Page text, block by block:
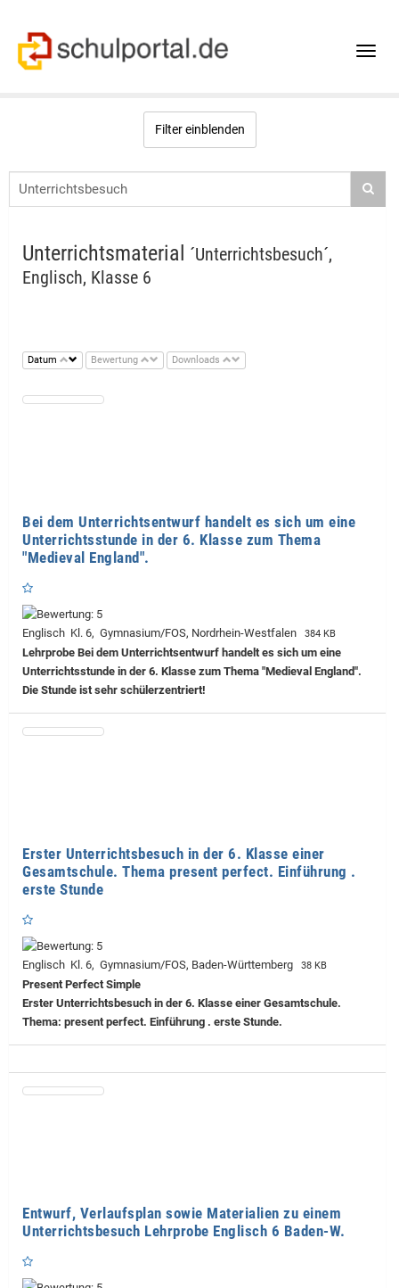
Toggle
Filter einblenden
Unterrichtsmaterial ´Unterrichtsbesuch´,
Englisch, Klasse 6
Datum Bewertung Downloads
Bei dem Unterrichtsentwurf handelt es sich um eine
Unterrichtsstunde in der 6. Klasse zum Thema
"Medieval England".
Englisch Kl. 6, Gymnasium/FOS, Nordrhein-Westfalen 384 KB
Lehrprobe Bei dem Unterrichtsentwurf handelt es sich um eine
Unterrichtsstunde in der 6. Klasse zum Thema "Medieval England".
Die Stunde ist sehr schülerzentriert!
Erster Unterrichtsbesuch in der 6. Klasse einer
Gesamtschule. Thema present perfect. Einführung .
erste Stunde
Englisch Kl. 6, Gymnasium/FOS, Baden-Württemberg 38 KB
Present Perfect Simple
Erster Unterrichtsbesuch in der 6. Klasse einer Gesamtschule.
Thema: present perfect. Einführung . erste Stunde.
Entwurf, Verlaufsplan sowie Materialien zu einem
Unterrichtsbesuch Lehrprobe Englisch 6 Baden-W.